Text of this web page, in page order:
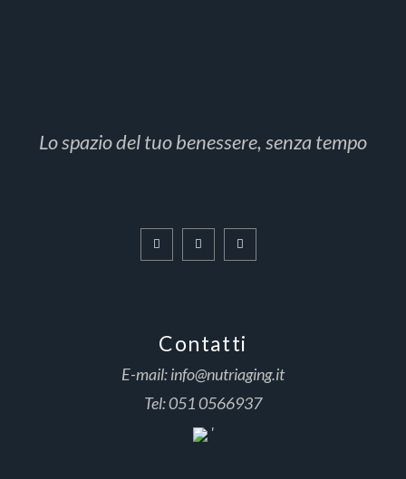
Lo spazio del tuo benessere, senza tempo
Contatti
E-mail:info@nutriaging.it
Tel:051 0566937
'